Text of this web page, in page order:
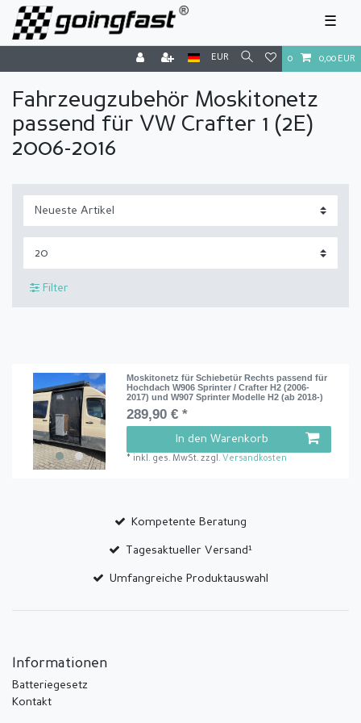
☰
EUR 0 0,00 EUR
Fahrzeugzubehör Moskitonetz
passend für VW Crafter 1 (2E)
2006-2016
Filter
Moskitonetz für Schiebetür Rechts passend für
Hochdach W906 Sprinter / Crafter H2 (2006-
2017) und W907 Sprinter Modelle H2 (ab 2018-)
289,90 € *
In den Warenkorb
* inkl. ges. MwSt. zzgl. Versandkosten
Kompetente Beratung
Tagesaktueller Versand¹
Umfangreiche Produktauswahl
Informationen
Batteriegesetz
Kontakt